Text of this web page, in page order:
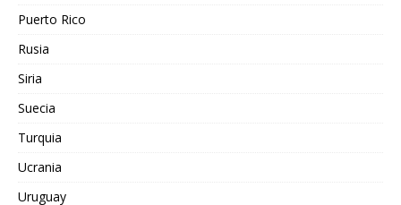
Puerto Rico
Rusia
Siria
Suecia
Turquia
Ucrania
Uruguay